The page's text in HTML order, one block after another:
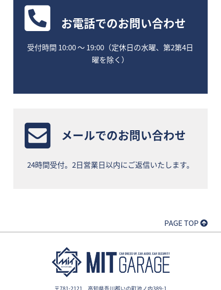
お電話でのお問い合わせ
受付時間 10:00 〜 19:00（定休日の水曜、第2第4日
曜を除く）
メールでのお問い合わせ
24時間受付。2日営業日以内にご返信いたします。
PAGE TOP
〒781-2121 高知県吾川郡いの町池ノ内389-1